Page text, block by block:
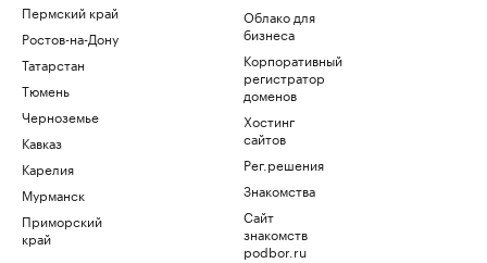
Пермский край
Ростов-на-Дону
Татарстан
Тюмень
Черноземье
Кавказ
Карелия
Мурманск
Приморский
край
Облако для
бизнеса
Корпоративный
регистратор
доменов
Хостинг
сайтов
Рег.решения
Знакомства
Сайт
знакомств
podbor.ru